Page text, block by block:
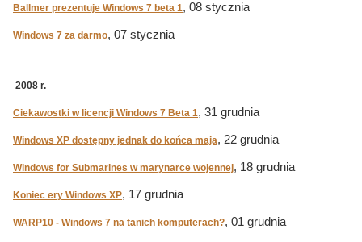
Ballmer prezentuje Windows 7 beta 1, 08 stycznia
Windows 7 za darmo, 07 stycznia
2008 r.
Ciekawostki w licencji Windows 7 Beta 1, 31 grudnia
Windows XP dostępny jednak do końca maja, 22 grudnia
Windows for Submarines w marynarce wojennej, 18 grudnia
Koniec ery Windows XP, 17 grudnia
WARP10 - Windows 7 na tanich komputerach?, 01 grudnia